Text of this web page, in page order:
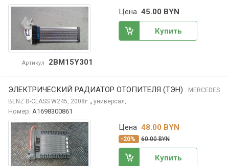
Артикул 2BM15Y301
Цена 45.00 BYN
Купить
ЭЛЕКТРИЧЕСКИЙ РАДИАТОР ОТОПИТЕЛЯ (ТЭН)
MERCEDES
BENZ B-CLASS W245, 2008г. , универсал,
Номер: A1698300861
Цена 48.00 BYN
-20% 60.00 BYN
Купить